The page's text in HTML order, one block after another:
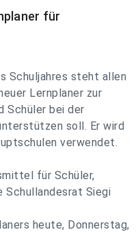
für
Schuljahres steht allen
Lernplaner zur
Schüler bei der
soll. Er wird
verwendet.
für Schüler,
Schullandesrat Siegi
heute, Donnerstag,